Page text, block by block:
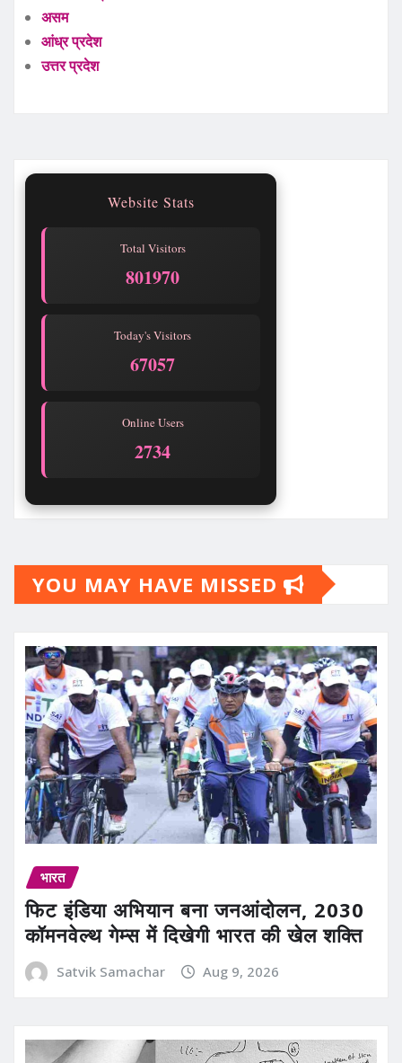
असम
आंध्र प्रदेश
उत्तर प्रदेश
Website Stats
Total Visitors
801970
Today's Visitors
67057
Online Users
2734
YOU MAY HAVE MISSED
भारत
फिट इंडिया अभियान बना जनआंदोलन, 2030
कॉमनवेल्थ गेम्स में दिखेगी भारत की खेल शक्ति
Satvik Samachar Aug 9, 2026